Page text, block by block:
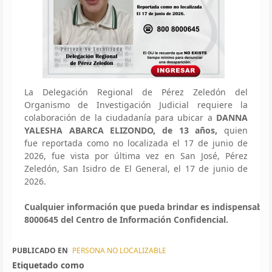
La Delegación Regional de Pérez Zeledón del
Organismo de Investigación Judicial requiere la
colaboración de la ciudadanía para ubicar a DANNA
YALESHA ABARCA ELIZONDO, de 13 años, quien
fue reportada como no localizada el 17 de junio de
2026, fue vista por última vez en San José, Pérez
Zeledón, San Isidro de El General, el 17 de junio de
2026.
Cualquier información que pueda brindar es
8000645 del Centro de Información Confidencial.
PUBLICADO EN PERSONA NO LOCALIZABLE
Etiquetado como